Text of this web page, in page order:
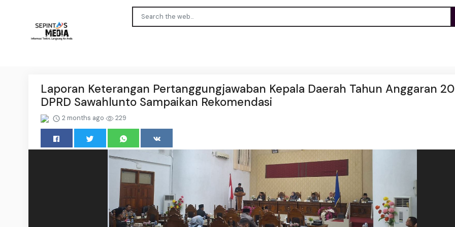
Laporan Keterangan Pertanggungjawaban Kepala Daerah Tahun Anggaran
DPRD Sawahlunto Sampaikan Rekomendasi
2 months ago 229